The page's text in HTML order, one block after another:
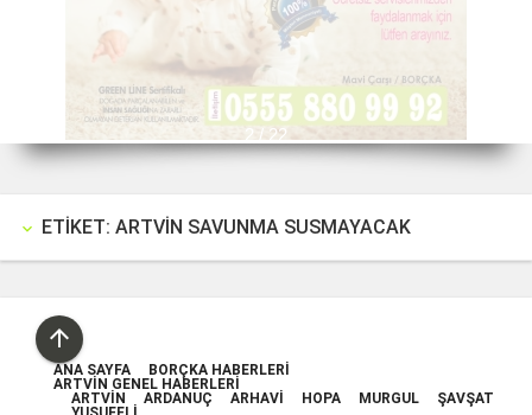
2 / 22
keyboard_arrow_down ETIKET: ARTVIN SAVUNMA SUSMAYACAK

ANA SAYFA
BORÇKA HABERLERI
ARTVIN GENEL HABERLERI
ARTVIN
ARDANUÇ ARHAVI HOPA MURGUL
ŞAVŞAT